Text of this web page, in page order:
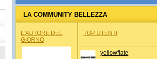
LA COMMUNITY BELLEZZA
L'AUTORE DEL
GIORNO
TOP UTENTI
yellowflate